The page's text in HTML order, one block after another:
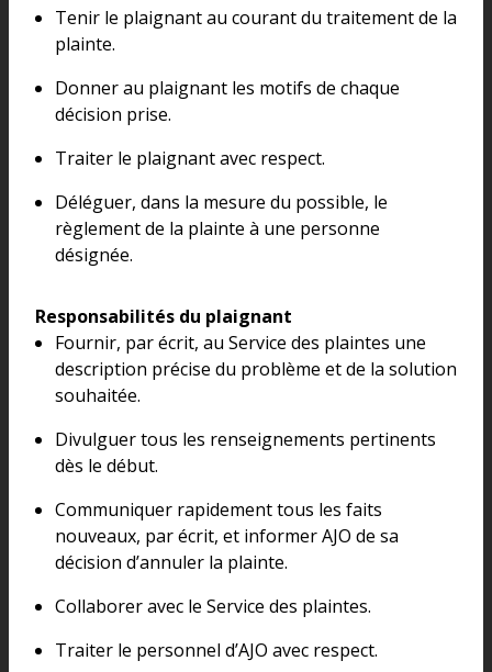
Tenir le plaignant au courant du traitement de la
plainte.
Donner au plaignant les motifs de chaque
décision prise.
Traiter le plaignant avec respect.
Déléguer, dans la mesure du possible, le
règlement de la plainte à une personne
désignée.
Responsabilités du plaignant
Fournir, par écrit, au Service des plaintes une
description précise du problème et de la solution
souhaitée.
Divulguer tous les renseignements pertinents
dès le début.
Communiquer rapidement tous les faits
nouveaux, par écrit, et informer AJO de sa
décision d’annuler la plainte.
Collaborer avec le Service des plaintes.
Traiter le personnel d’AJO avec respect.